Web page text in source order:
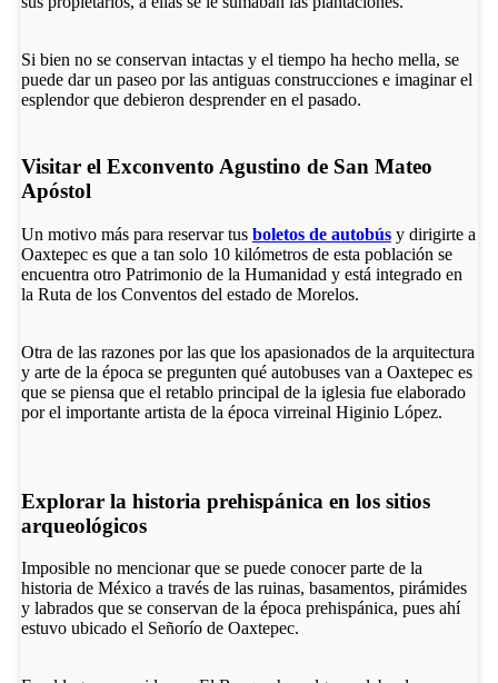
Si bien no se conservan intactas y el tiempo ha hecho mella, se
puede dar un paseo por las antiguas construcciones e imaginar el
esplendor que debieron desprender en el pasado.
Visitar el Exconvento Agustino de San Mateo
Apóstol
Un motivo más para reservar tus boletos de autobúsy dirigirte a
Oaxtepec es que a tan solo 10 kilómetros de esta población se
encuentra otro Patrimonio de la Humanidad y está integrado en
la Ruta de los Conventos del estado de Morelos.
Otra de las razones por las que los apasionados de la arquitectura
y arte de la época se pregunten qué autobuses van a Oaxtepec es
que se piensa que el retablo principal de la iglesia fue elaborado
por el importante artista de la época virreinal Higinio López.
Explorar la historia prehispánica en los sitios
arqueológicos
Imposible no mencionar que se puede conocer parte de la
historia de México a través de las ruinas, basamentos, pirámides
y labrados que se conservan de la época prehispánica, pues ahí
estuvo ubicado el Señorío de Oaxtepec.